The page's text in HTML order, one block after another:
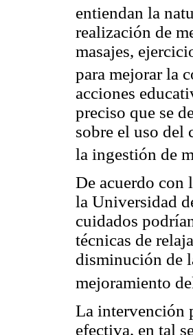
entiendan la
realización de
masajes,
para mejorar la
acciones
preciso que se
sobre el uso del
la ingestión de
De acuerdo con
la Universidad
cuidados
técnicas de
disminución de
mejoramiento
La intervención
efectiva, en tal